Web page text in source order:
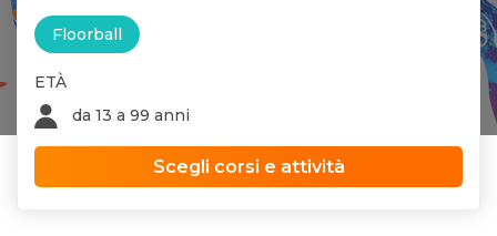
Floorball
ETÀ
da 13 a 99 anni
Scegli corsi e attività